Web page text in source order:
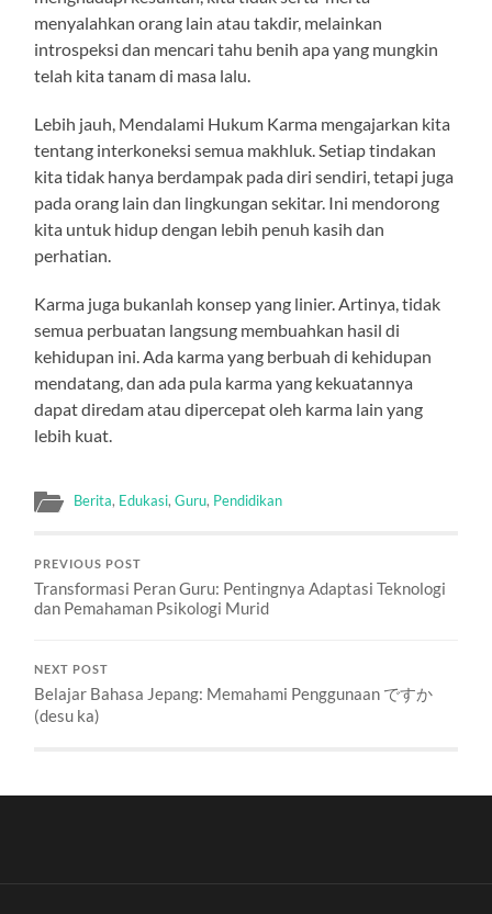
menyalahkan orang lain atau takdir, melainkan
introspeksi dan mencari tahu benih apa yang mungkin
telah kita tanam di masa lalu.
Lebih jauh, Mendalami Hukum Karma mengajarkan kita
tentang interkoneksi semua makhluk. Setiap tindakan
kita tidak hanya berdampak pada diri sendiri, tetapi juga
pada orang lain dan lingkungan sekitar. Ini mendorong
kita untuk hidup dengan lebih penuh kasih dan
perhatian.
Karma juga bukanlah konsep yang linier. Artinya, tidak
semua perbuatan langsung membuahkan hasil di
kehidupan ini. Ada karma yang berbuah di kehidupan
mendatang, dan ada pula karma yang kekuatannya
dapat diredam atau dipercepat oleh karma lain yang
lebih kuat.
Berita, Edukasi,Guru, Pendidikan
PREVIOUS POST
Transformasi Peran Guru: Pentingnya Adaptasi Teknologi
dan Pemahaman Psikologi Murid
NEXT POST
Belajar Bahasa Jepang: Memahami Penggunaan ですか
(desu ka)